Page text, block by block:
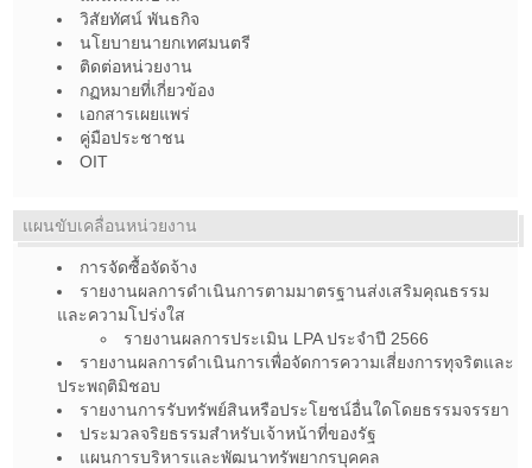
วิสัยทัศน์ พันธกิจ
นโยบายนายกเทศมนตรี
ติดต่อหน่วยงาน
กฏหมายที่เกี่ยวข้อง
เอกสารเผยแพร่
คู่มือประชาชน
OIT
แผนขับเคลื่อนหน่วยงาน
การจัดซื้อจัดจ้าง
รายงานผลการดำเนินการตามมาตรฐานส่งเสริมคุณธรรม
และความโปร่งใส
รายงานผลการประเมิน LPA ประจำปี 2566
รายงานผลการดำเนินการเพื่อจัดการความเสี่ยงการทุจริตและ
ประพฤติมิชอบ
รายงานการรับทรัพย์สินหรือประโยชน์อื่นใดโดยธรรมจรรยา
ประมวลจริยธรรมสำหรับเจ้าหน้าที่ของรัฐ
แผนการบริหารและพัฒนาทรัพยากรบุคคล